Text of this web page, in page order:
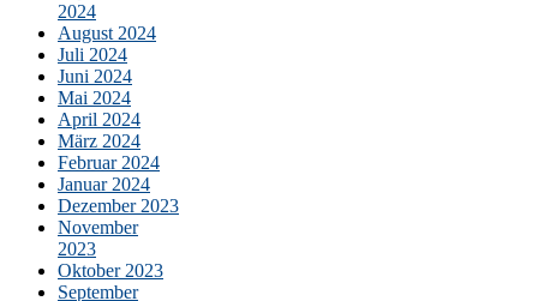
2024
August 2024
Juli 2024
Juni 2024
Mai 2024
April 2024
März 2024
Februar 2024
Januar 2024
Dezember 2023
November
2023
Oktober 2023
September